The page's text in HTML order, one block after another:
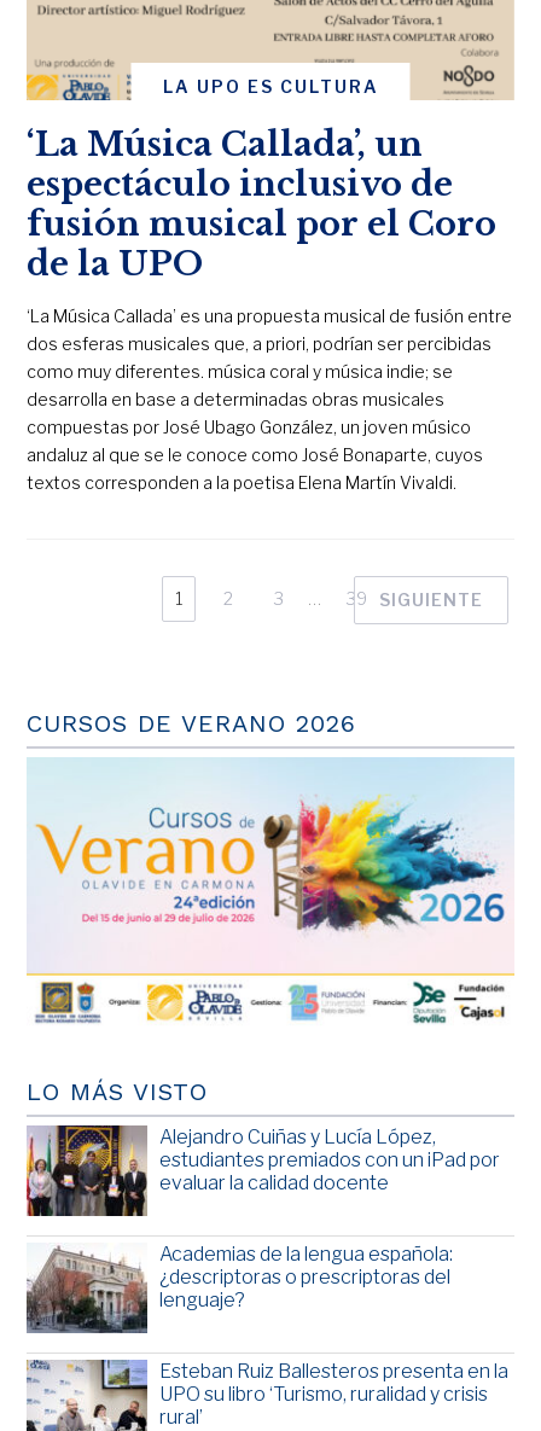
LA UPO ES CULTURA
‘La Música Callada’, un
espectáculo inclusivo de
fusión musical por el Coro
de la UPO
‘La Música Callada’ es una propuesta musical de fusión entre
dos esferas musicales que, a priori, podrían ser percibidas
como muy diferentes. música coral y música indie; se
desarrolla en base a determinadas obras musicales
compuestas por José Ubago González, un joven músico
andaluz al que se le conoce como José Bonaparte, cuyos
textos corresponden a la poetisa Elena Martín Vivaldi.
1 2 3 39 SIGUIENTE
CURSOS DE VERANO 2026
LO MÁS VISTO
Alejandro Cuiñas y Lucía López,
estudiantes premiados con un iPad por
evaluar la calidad docente
Academias de la lengua española:
¿descriptoras o prescriptoras del
lenguaje?
Esteban Ruiz Ballesteros presenta en la
UPO su libro ‘Turismo, ruralidad y crisis
rural’